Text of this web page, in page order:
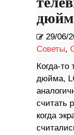
29/06/
Советы,
Когда-то
дюйма,
считать
когда